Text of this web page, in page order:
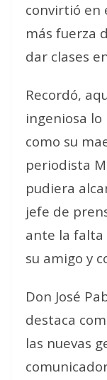
convirtió en
más fuerza
dar clases
Recordó,
ingeniosa
como su
periodista
pudiera
jefe de
ante la
su amigo y
Don José
destaca
las nuevas